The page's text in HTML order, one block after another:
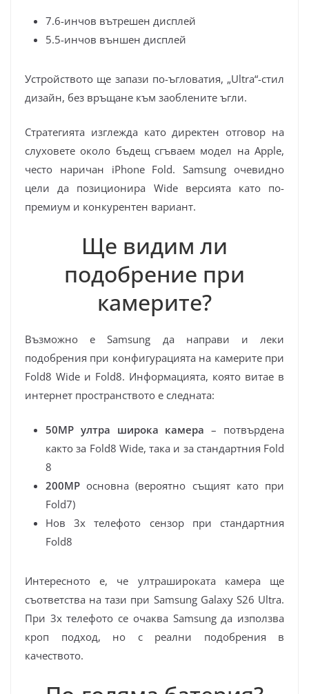
7.6-инчов вътрешен дисплей
5.5-инчов външен дисплей
Устройството ще запази по-ъгловатия, „Ultra“-стил
дизайн, без връщане към заоблените ъгли.
Стратегията изглежда като директен отговор на
слуховете около бъдещ сгъваем модел на Apple,
често наричан iPhone Fold. Samsung очевидно
цели да позиционира Wide версията като по-
премиум и конкурентен вариант.
Ще видим ли
подобрение при
камерите?
Възможно е Samsung да направи и леки
подобрения при конфигурацията на камерите при
Fold8 Wide и Fold8. Информацията, която витае в
интернет пространството е следната:
50MP ултра широка камера – потвърдена
както за Fold8 Wide, така и за стандартния Fold
8
200MPосновна (вероятно същият като при
Fold7)
Нов 3x телефото сензор при стандартния
Fold8
Интересното е, че ултрашироката камера ще
съответства на тази при Samsung Galaxy S26 Ultra.
При 3x телефото се очаква Samsung да използва
кроп подход, но с реални подобрения в
качеството.